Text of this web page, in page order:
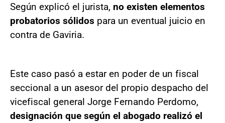
Según explicó el jurista, no existen elementos
probatorios sólidos para un eventual juicio en
contra de Gaviria.
Este caso pasó a estar en poder de un fiscal
seccional a un asesor del propio despacho del
vicefiscal general Jorge Fernando Perdomo,
designación que según el abogado realizó el